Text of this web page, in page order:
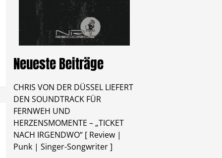
Neueste Beiträge
CHRIS VON DER DÜSSEL LIEFERT
DEN SOUNDTRACK FÜR
FERNWEH UND
HERZENSMOMENTE – „TICKET
NACH IRGENDWO“ [ Review |
Punk | Singer-Songwriter ]